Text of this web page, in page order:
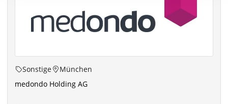
Sonstige
München
medondo Holding AG